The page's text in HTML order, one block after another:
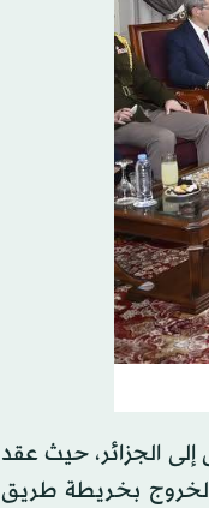
إلى الجزائر، حيث عقد
بخريطة طريق